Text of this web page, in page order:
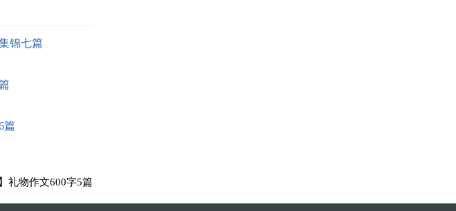
锦七篇
篇
礼物作文600字5篇